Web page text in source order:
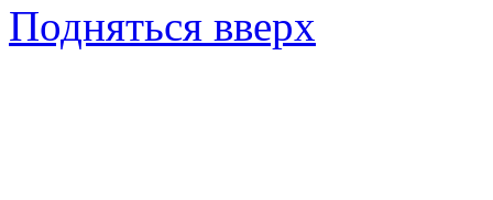
Подняться вверх